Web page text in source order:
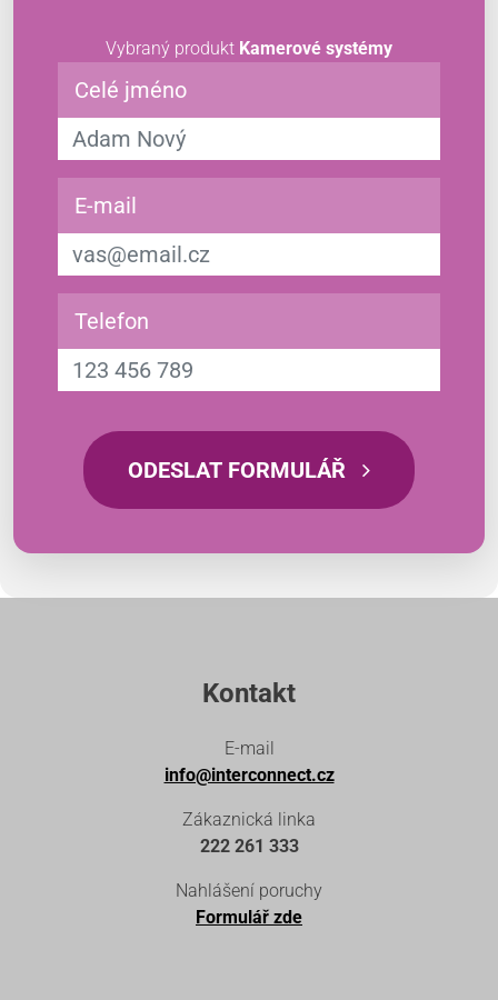
Vybraný produkt Kamerové systémy
Celé jméno
E-mail
Telefon
ODESLAT FORMULÁŘ
Kontakt
E-mail
info@interconnect.cz
Zákaznická linka
222 261 333
Nahlášení poruchy
Formulář zde